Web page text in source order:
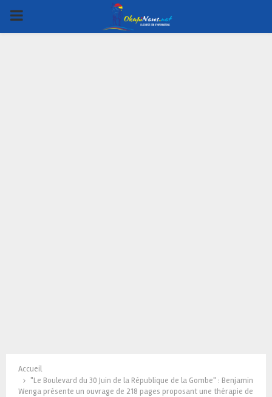
PRIMARY
Accueil
"Le Boulevard du 30 Juin de la République de la Gombe" : Benjamin
Wenga présente un ouvrage de 218 pages proposant une thérapie de